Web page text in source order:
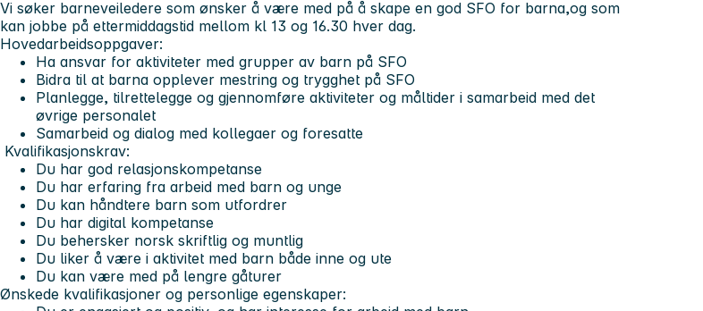
Vi søker barneveiledere som ønsker å være med på å skape en god SFO for barna,og som
kan jobbe på ettermiddagstid mellom kl 13 og 16.30 hver dag.
Hovedarbeidsoppgaver:
Ha ansvar for aktiviteter med grupper av barn på SFO
Bidra til at barna opplever mestring og trygghet på SFO
Planlegge, tilrettelegge og gjennomføre aktiviteter og måltider i samarbeid med det
øvrige personalet
Samarbeid og dialog med kollegaer og foresatte
Kvalifikasjonskrav:
Du har god relasjonskompetanse
Du har erfaring fra arbeid med barn og unge
Du kan håndtere barn som utfordrer
Du har digital kompetanse
Du behersker norsk skriftlig og muntlig
Du liker å være i aktivitet med barn både inne og ute
Du kan være med på lengre gåturer
Ønskede kvalifikasjoner og personlige egenskaper: